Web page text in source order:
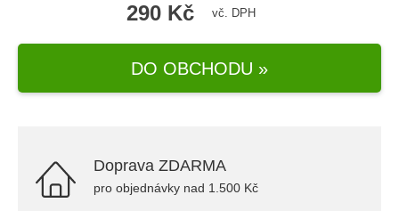
290 Kč vč. DPH
DO OBCHODU »
Doprava ZDARMA
pro objednávky nad 1.500 Kč